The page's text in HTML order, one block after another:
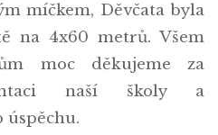
míčkem, Děvčata byla
na 4x60 metrů. Všem
moc děkujeme za
naší školy a